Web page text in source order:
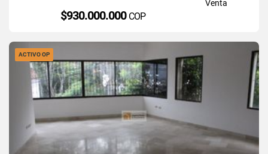
Venta
$930.000.000 COP
ACTIVO OP